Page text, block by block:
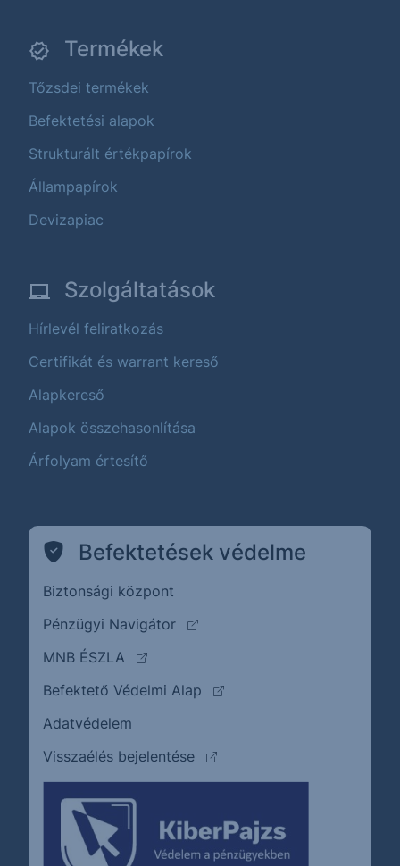
Termékek
Tőzsdei termékek
Befektetési alapok
Strukturált értékpapírok
Állampapírok
Devizapiac
Szolgáltatások
Hírlevél feliratkozás
Certifikát és warrant kereső
Alapkereső
Alapok összehasonlítása
Árfolyam értesítő
Befektetések védelme
Biztonsági központ
Pénzügyi Navigátor
(külső oldalra ugrik)
MNB ÉSZLA
(külső oldalra ugrik)
Befektető Védelmi Alap
(külső oldalra ugrik)
Adatvédelem
Visszaélés bejelentése
(külső oldalra ugrik)